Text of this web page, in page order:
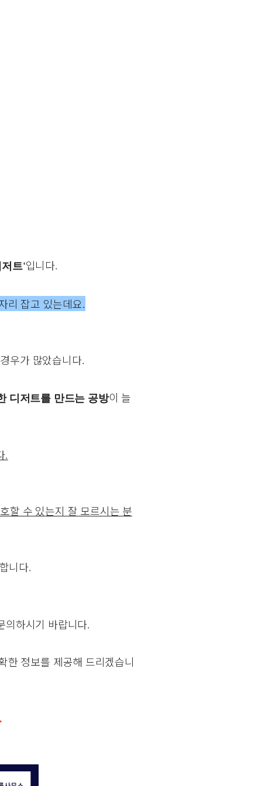
트'입니다.
리 잡고 있는데요.
우가 많았습니다.
디저트를 만드는 공방이 늘
.
할 수 있는지 잘 모르시는 분
니다.
의하시기 바랍니다.
한 정보를 제공해 드리겠습니